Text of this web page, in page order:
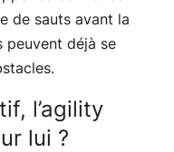
de sauts avant la
peuvent déjà se
l’agility
lui ?